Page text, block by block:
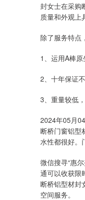
封女士在采购
质量和外观上
除了服务特点
1、运用A棒
2、十年保证
3、重量较低
2024年05月
断桥门窗铝型
水性都很好。
微信搜寻“惠
通可以收获限
断桥铝型材封
空间服务。